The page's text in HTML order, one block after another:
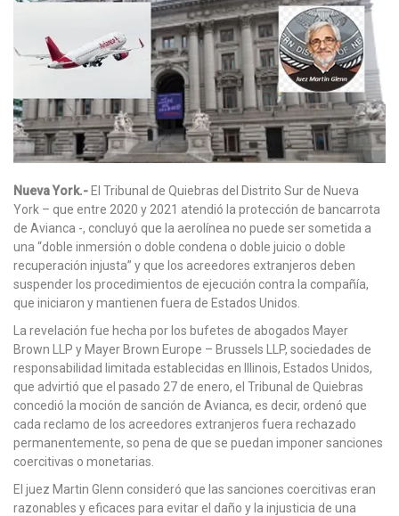
Nueva York.- El Tribunal de Quiebras del Distrito Sur de Nueva
York – que entre 2020 y 2021 atendió la protección de bancarrota
de Avianca -, concluyó que la aerolínea no puede ser sometida a
una “doble inmersión o doble condena o doble juicio o doble
recuperación injusta” y que los acreedores extranjeros deben
suspender los procedimientos de ejecución contra la compañía,
que iniciaron y mantienen fuera de Estados Unidos.
La revelación fue hecha por los bufetes de abogados Mayer
Brown LLP y Mayer Brown Europe – Brussels LLP, sociedades de
responsabilidad limitada establecidas en Illinois, Estados Unidos,
que advirtió que el pasado 27 de enero, el Tribunal de Quiebras
concedió la moción de sanción de Avianca, es decir, ordenó que
cada reclamo de los acreedores extranjeros fuera rechazado
permanentemente, so pena de que se puedan imponer sanciones
coercitivas o monetarias.
El juez Martin Glenn consideró que las sanciones coercitivas eran
razonables y eficaces para evitar el daño y la injusticia de una